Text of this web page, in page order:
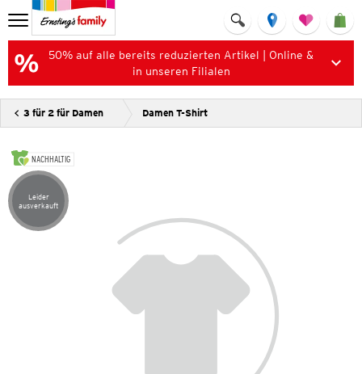
50% auf alle bereits reduzierten Artikel | Online &
in unseren Filialen
3 für 2 für Damen Damen T-Shirt
NACHHALTIG
Artikel leider ausverkauft
Leider
ausverkauft